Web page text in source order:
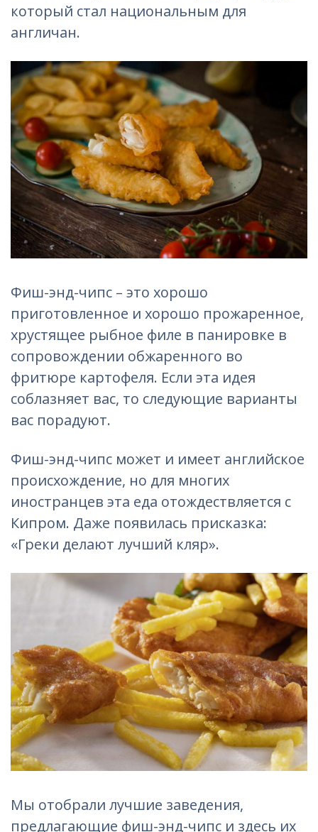
который стал национальным для
англичан.
Фиш-энд-чипс – это хорошо
приготовленное и хорошо прожаренное,
хрустящее рыбное филе в панировке в
сопровождении обжаренного во
фритюре картофеля. Если эта идея
соблазняет вас, то следующие варианты
вас порадуют.
Фиш-энд-чипс может и имеет английское
происхождение, но для многих
иностранцев эта еда отождествляется с
Кипром. Даже появилась присказка:
«Греки делают лучший кляр».
Мы отобрали лучшие заведения,
предлагающие фиш-энд-чипс и здесь их